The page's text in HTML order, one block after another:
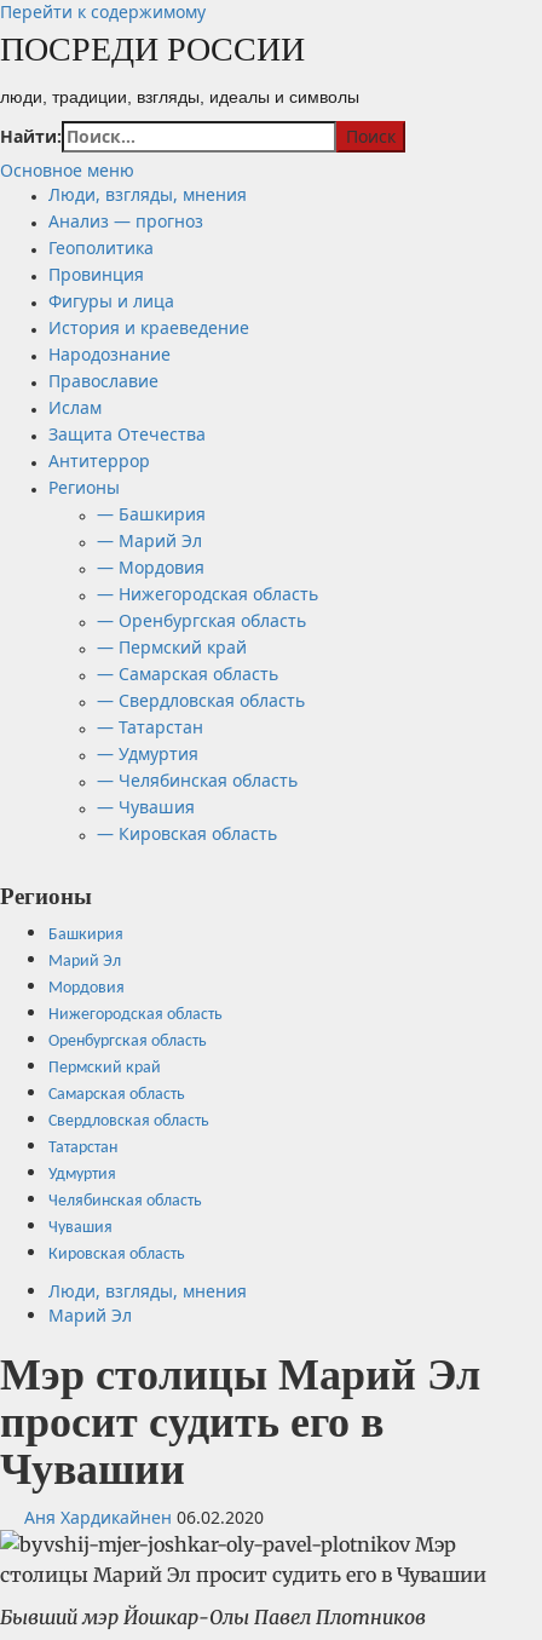
Перейти к содержимому
ПОСРЕДИ РОССИИ
люди, традиции, взгляды, идеалы и символы
Найти:
Основное меню
Люди, взгляды, мнения
Анализ — прогноз
Геополитика
Провинция
Фигуры и лица
История и краеведение
Народознание
Православие
Ислам
Защита Отечества
Антитеррор
Регионы
— Башкирия
— Марий Эл
— Мордовия
— Нижегородская область
— Оренбургская область
— Пермский край
— Самарская область
— Свердловская область
— Татарстан
— Удмуртия
— Челябинская область
— Чувашия
— Кировская область
Регионы
Башкирия
Марий Эл
Мордовия
Нижегородская область
Оренбургская область
Пермский край
Самарская область
Свердловская область
Татарстан
Удмуртия
Челябинская область
Чувашия
Кировская область
Люди, взгляды, мнения
Марий Эл
Мэр столицы Марий Эл
просит судить его в
Чувашии
Аня Хардикайнен 06.02.2020
Бывший мэр Йошкар-Олы Павел Плотников